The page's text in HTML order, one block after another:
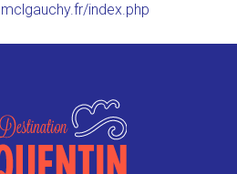
index.php